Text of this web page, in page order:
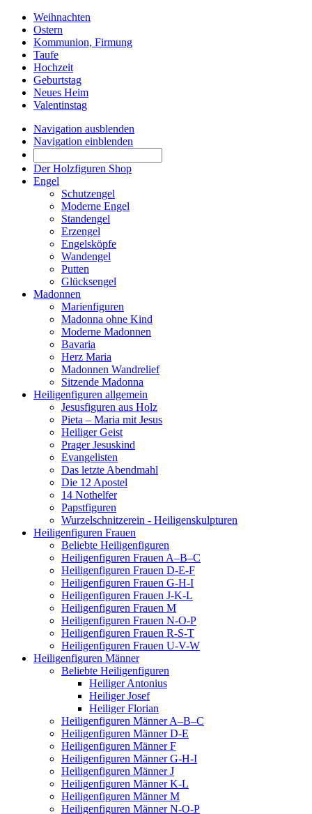
Weihnachten
Ostern
Kommunion, Firmung
Taufe
Hochzeit
Geburtstag
Neues Heim
Valentinstag
Navigation ausblenden
Navigation einblenden
Der Holzfiguren Shop
Engel
Schutzengel
Moderne Engel
Standengel
Erzengel
Engelsköpfe
Wandengel
Putten
Glücksengel
Madonnen
Marienfiguren
Madonna ohne Kind
Moderne Madonnen
Bavaria
Herz Maria
Madonnen Wandrelief
Sitzende Madonna
Heiligenfiguren allgemein
Jesusfiguren aus Holz
Pieta – Maria mit Jesus
Heiliger Geist
Prager Jesuskind
Evangelisten
Das letzte Abendmahl
Die 12 Apostel
14 Nothelfer
Papstfiguren
Wurzelschnitzerein - Heiligenskulpturen
Heiligenfiguren Frauen
Beliebte Heiligenfiguren
Heiligenfiguren Frauen A–B–C
Heiligenfiguren Frauen D-E-F
Heiligenfiguren Frauen G-H-I
Heiligenfiguren Frauen J-K-L
Heiligenfiguren Frauen M
Heiligenfiguren Frauen N-O-P
Heiligenfiguren Frauen R-S-T
Heiligenfiguren Frauen U-V-W
Heiligenfiguren Männer
Beliebte Heiligenfiguren
Heiliger Antonius
Heiliger Josef
Heiliger Florian
Heiligenfiguren Männer A–B–C
Heiligenfiguren Männer D-E
Heiligenfiguren Männer F
Heiligenfiguren Männer G-H-I
Heiligenfiguren Männer J
Heiligenfiguren Männer K-L
Heiligenfiguren Männer M
Heiligenfiguren Männer N-O-P